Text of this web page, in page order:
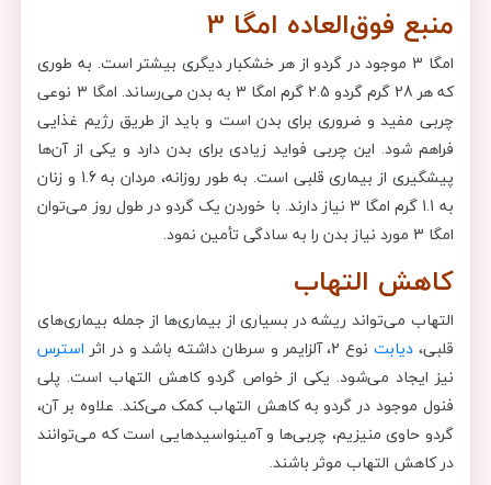
منبع فوق‌العاده امگا 3
امگا 3 موجود در گردو از هر خشکبار دیگری بیشتر است. به طوری
که هر 28 گرم گردو 2.5 گرم امگا 3 به بدن می‌رساند. امگا 3 نوعی
چربی مفید و ضروری برای بدن است و باید از طریق رژیم غذایی
فراهم شود. این چربی فواید زیادی برای بدن دارد و یکی از آن‌ها
پیشگیری از بیماری قلبی است. به طور روزانه، مردان به 1.6 و زنان
به 1.1 گرم امگا 3 نیاز دارند. با خوردن یک گردو در طول روز می‌توان
امگا 3 مورد نیاز بدن را به سادگی تأمین نمود.
کاهش التهاب
التهاب می‌تواند ریشه در بسیاری از بیماری‌ها از جمله بیماری‌های
قلبی،دیابت نوع 2، آلزایمر و سرطان داشته باشد و در اثر
استرس
نیز ایجاد می‌شود. یکی از خواص گردو کاهش التهاب است. پلی
فنول موجود در گردو به کاهش التهاب کمک می‌کند. علاوه بر آن،
گردو حاوی منیزیم، چربی‌ها و آمینواسیدهایی است که می‌توانند
در کاهش التهاب موثر باشند.